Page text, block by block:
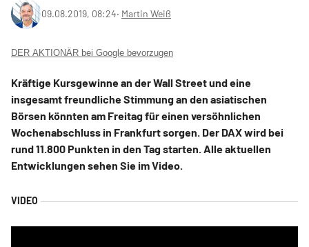
09.08.2019, 08:24‧ Martin Weiß
DER AKTIONÄR bei Google bevorzugen
Kräftige Kursgewinne an der Wall Street und eine
insgesamt freundliche Stimmung an den asiatischen
Börsen könnten am Freitag für einen versöhnlichen
Wochenabschluss in Frankfurt sorgen. Der DAX wird bei
rund 11.800 Punkten in den Tag starten. Alle aktuellen
Entwicklungen sehen Sie im Video.